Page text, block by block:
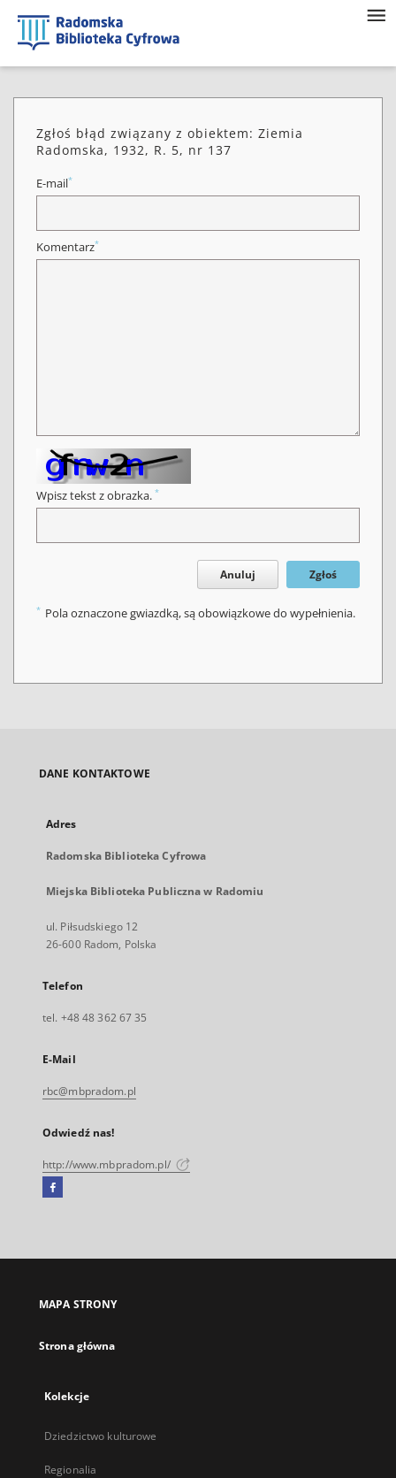
Zgłoś błąd związany z obiektem: Ziemia
Radomska, 1932, R. 5, nr 137
E-mail*
Komentarz*
Wpisz tekst z obrazka. *
Anuluj Zgłoś
* Pola oznaczone gwiazdką, są obowiązkowe do wypełnienia.
DANE KONTAKTOWE
Adres
Radomska Biblioteka Cyfrowa
Miejska Biblioteka Publiczna w Radomiu
ul. Piłsudskiego 12
26-600 Radom, Polska
Telefon
tel. +48 48 362 67 35
E-Mail
rbc@mbpradom.pl
Odwiedź nas!
http://www.mbpradom.pl/
Facebook
się
karcie
MAPA STRONY
Strona główna
Kolekcje
Dziedzictwo kulturowe
Regionalia